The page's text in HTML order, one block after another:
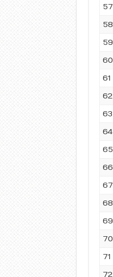
57
58
59
60
61
62
63
64
65
66
67
68
69
70
71
72